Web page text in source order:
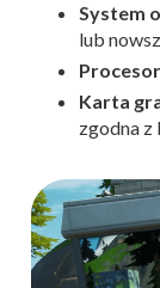
System
lub
Procesor
Karta
zgodna z